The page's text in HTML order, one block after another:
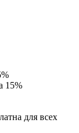
15%
для всех